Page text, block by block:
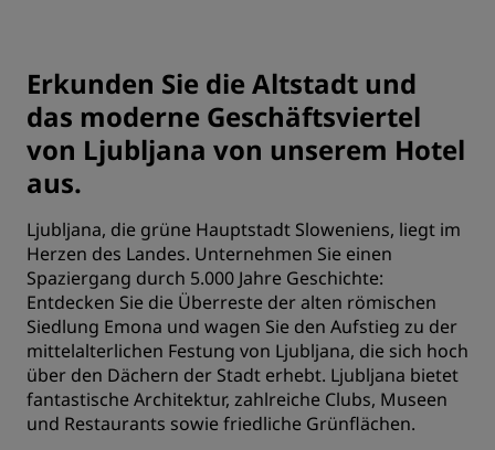
Erkunden Sie die Altstadt und
das moderne Geschäftsviertel
von Ljubljana von unserem Hotel
aus.
Ljubljana, die grüne Hauptstadt Sloweniens, liegt im
Herzen des Landes. Unternehmen Sie einen
Spaziergang durch 5.000 Jahre Geschichte:
Entdecken Sie die Überreste der alten römischen
Siedlung Emona und wagen Sie den Aufstieg zu der
mittelalterlichen Festung von Ljubljana, die sich hoch
über den Dächern der Stadt erhebt. Ljubljana bietet
fantastische Architektur, zahlreiche Clubs, Museen
und Restaurants sowie friedliche Grünflächen.